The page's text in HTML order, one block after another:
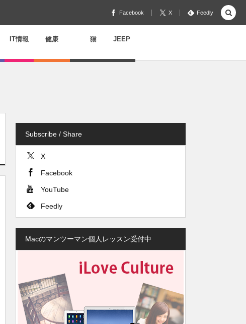
Facebook X Feedly
IT情報 健康 猫 JEEP
Subscribe / Share
X
Facebook
YouTube
Feedly
Macのマンツーマン個人レッスン受付中